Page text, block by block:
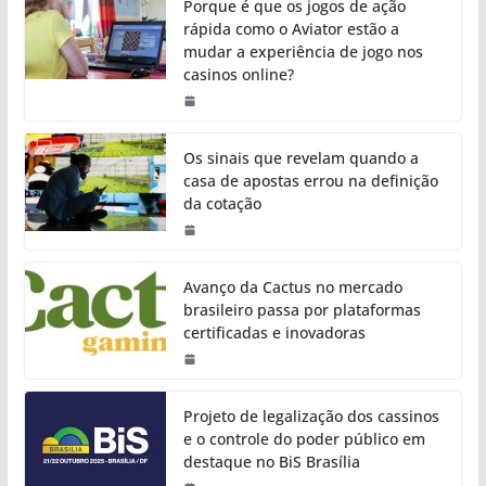
Porque é que os jogos de ação
rápida como o Aviator estão a
mudar a experiência de jogo nos
casinos online?
Os sinais que revelam quando a
casa de apostas errou na definição
da cotação
Avanço da Cactus no mercado
brasileiro passa por plataformas
certificadas e inovadoras
Projeto de legalização dos cassinos
e o controle do poder público em
destaque no BiS Brasília